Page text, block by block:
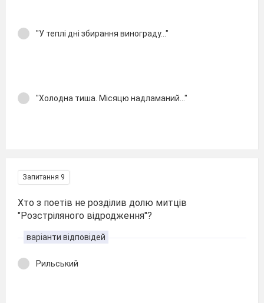
"У теплі дні збирання винограду..."
"Холодна тиша. Місяцю надламаний..."
Запитання 9
Хто з поетів не розділив долю митців
"Розстріляного відродження"?
варіанти відповідей
Рильський